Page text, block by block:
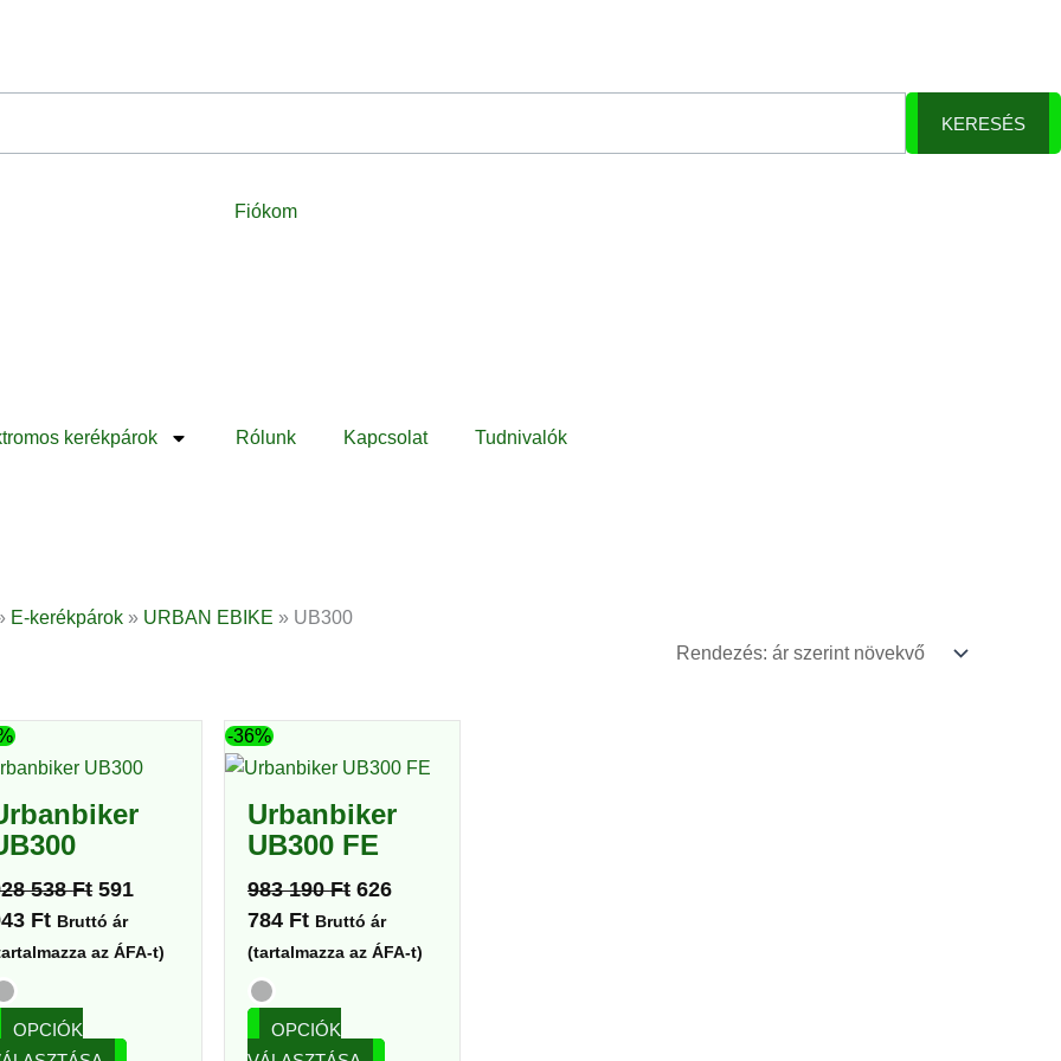
KERESÉS
Fiókom
kerékpárok Rólunk Kapcsolat Tudnivalók
E-kerékpárok » URBAN EBIKE » UB300
538Ft
price
928
591
Ft
price
591
943 Ft.
Bruttó ár
az ÁFA-t)
OPCIÓK
a
több
van.
A
változatok
választhatók
-36%
Urbanbiker
UB300 FE
983 190Ft
price
983
190 Ft.
626
784 Ft
price
626
784 Ft.
Bruttó ár
(tartalmazza az ÁFA-t)
OPCIÓK
a
több
van.
A
változatok
választhatók